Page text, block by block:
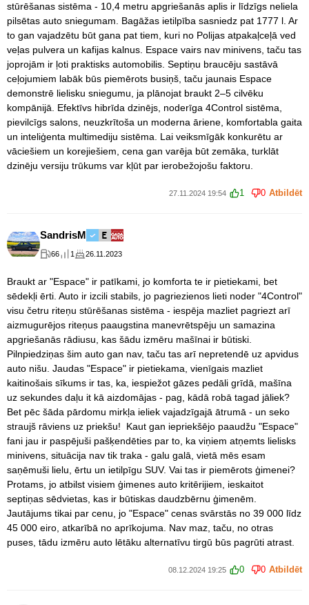
stūrēšanas sistēma - 10,4 metru apgriešanās aplis ir līdzīgs neliela
pilsētas auto sniegumam. Bagāžas ietilpība sasniedz pat 1777 l. Ar
to gan vajadzētu būt gana pat tiem, kuri no Polijas atpakaļceļā ved
veļas pulvera un kafijas kalnus. Espace vairs nav minivens, taču tas
joprojām ir ļoti praktisks automobilis. Septiņu braucēju sastāvā
ceļojumiem labāk būs piemērots busiņš, taču jaunais Espace
demonstrē lielisku sniegumu, ja plānojat braukt 2–5 cilvēku
kompānijā. Efektīvs hibrīda dzinējs, noderīga 4Control sistēma,
pievilcīgs salons, neuzkrītoša un moderna āriene, komfortabla gaita
un inteliģenta multimediju sistēma. Lai veiksmīgāk konkurētu ar
vāciešiem un korejiešiem, cena gan varēja būt zemāka, turklāt
dzinēju versiju trūkums var kļūt par ierobežojošu faktoru.
27.11.2024 19:54 1 0 Atbildēt
SandrisM
66 1 26.11.2023
Braukt ar "Espace" ir patīkami, jo komforta te ir pietiekami, bet
sēdekļi ērti. Auto ir izcili stabils, jo pagriezienos lieti noder "4Control"
visu četru riteņu stūrēšanas sistēma - iespēja mazliet pagriezt arī
aizmugurējos riteņus paaugstina manevrētspēju un samazina
apgriešanās rādiusu, kas šādu izmēru mašīnai ir būtiski.
Pilnpiedziņas šim auto gan nav, taču tas arī nepretendē uz apvidus
auto nišu. Jaudas "Espace" ir pietiekama, vienīgais mazliet
kaitinošais sīkums ir tas, ka, iespiežot gāzes pedāli grīdā, mašīna
uz sekundes daļu it kā aizdomājas - pag, kādā robā tagad jāliek?
Bet pēc šāda pārdomu mirkļa ieliek vajadzīgajā ātrumā - un seko
straujš rāviens uz priekšu! Kaut gan iepriekšējo paaudžu "Espace"
fani jau ir paspējuši pašķendēties par to, ka viņiem atņemts lielisks
minivens, situācija nav tik traka - galu galā, vietā mēs esam
saņēmuši lielu, ērtu un ietilpīgu SUV. Vai tas ir piemērots ģimenei?
Protams, jo atbilst visiem ģimenes auto kritērijiem, ieskaitot
septiņas sēdvietas, kas ir būtiskas daudzbērnu ģimenēm.
Jautājums tikai par cenu, jo "Espace" cenas svārstās no 39 000 līdz
45 000 eiro, atkarībā no aprīkojuma. Nav maz, taču, no otras
puses, tādu izmēru auto lētāku alternatīvu tirgū būs pagrūti atrast.
08.12.2024 19:25 0 0 Atbildēt